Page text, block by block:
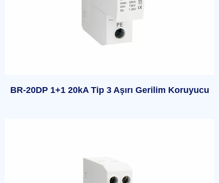
BR-20DP 1+1 20kA Tip 3 Aşırı Gerilim Koruyucu